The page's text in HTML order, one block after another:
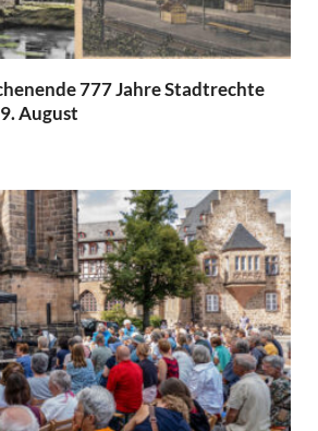
777 Jahre Stadtrechte
August